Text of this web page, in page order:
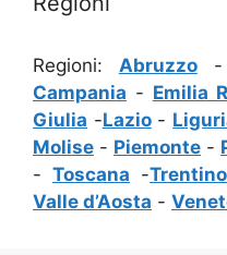
Regioni: Abruzzo-
Campania - Emilia
Giulia -Lazio-
Molise - Piemonte -
- Toscana -
Valle d’Aosta -